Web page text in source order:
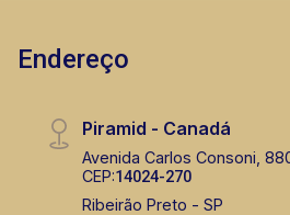
Endereço
Piramid - Canadá
Avenida Carlos Consoni,
CEP:14024-270
Ribeirão Preto - SP